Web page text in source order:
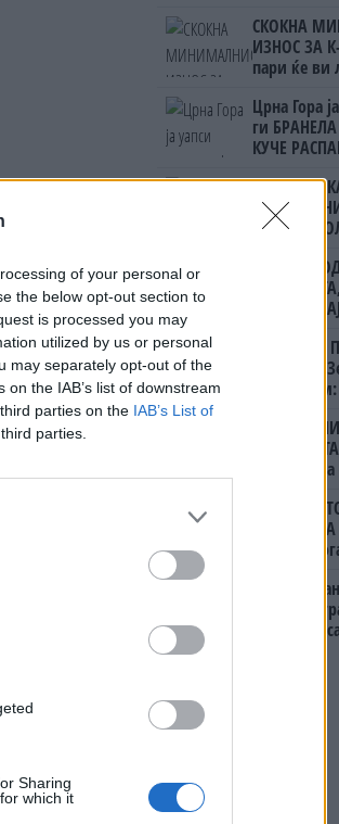
of your personal or
the below opt-out section to
is processed you may
utilized by us or personal
may separately opt-out of the
the IAB’s list of downstream
parties on the IAB’s List of
parties.
Sharing
which it
за
друга
СКОКНА
ИЗНОС ЗА
пари ќе ви
Црна Гора
ги
КУЧЕ
СЛАВНАТА
ПРЕМИЕР
ЗА БЕРТА
ГРЦИЈА -
ПРЕСВРТ
УКРАИНА,
(Видео)
ЈА
тврди
(Видео)
БУГАРКА
ГРЦИЈА,
Дубаи
даваат
ќе го